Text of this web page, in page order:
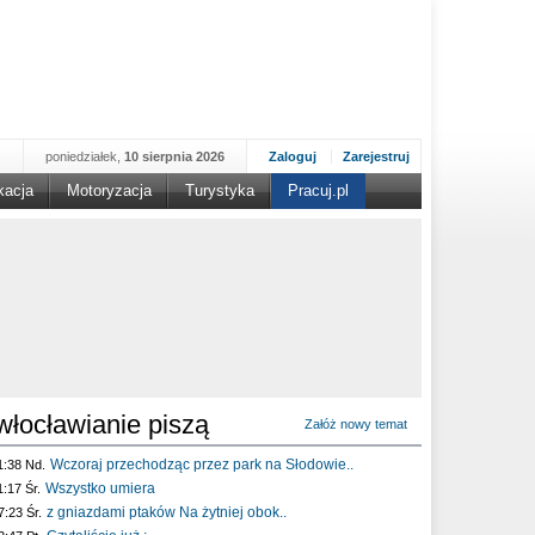
Zaloguj Zarejestruj
poniedziałek, 10 sierpnia 2026
Motoryzacja Turystyka Pracuj.pl
piszą Załóż nowy temat
Nd. Wczoraj przechodząc przez park na Słodowie..
Śr. Wszystko umiera
Śr. z gniazdami ptaków Na żytniej obok..